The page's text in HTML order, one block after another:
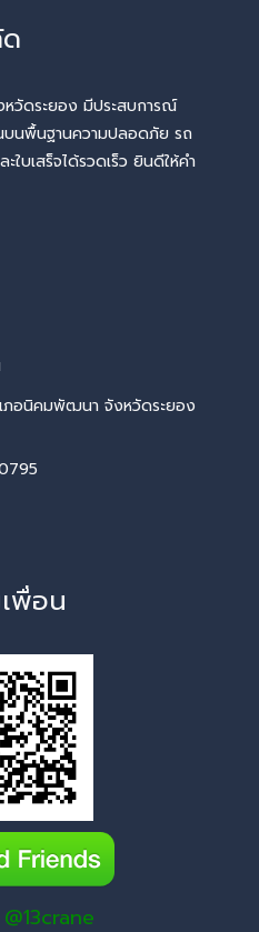
หวัดระยอง มีประสบการณ์
บนพื้นฐานความปลอดภัย รถ
บเสร็จได้รวดเร็ว ยินดีให้คำ
ภอนิคมพัฒนา จังหวัดระยอง
พื่อน
@13crane